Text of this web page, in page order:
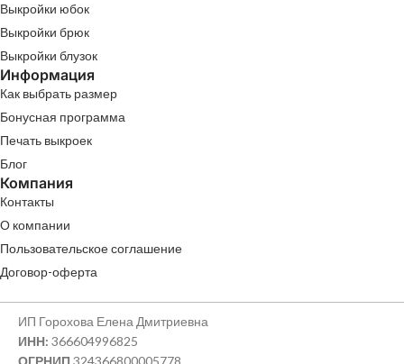
Выкройки юбок
Выкройки брюк
Выкройки блузок
Информация
Как выбрать размер
Бонусная программа
Печать выкроек
Блог
Компания
Контакты
О компании
Пользовательское соглашение
Договор-оферта
ИП Горохова Елена Дмитриевна
ИНН: 366604996825